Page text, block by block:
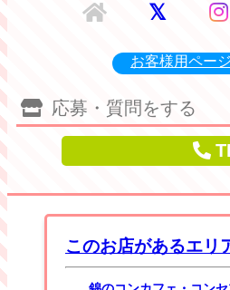
お客様用ペー
応募・質問をする
このお店があるエリ